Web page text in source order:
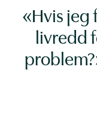
«Hvis jeg
livredd